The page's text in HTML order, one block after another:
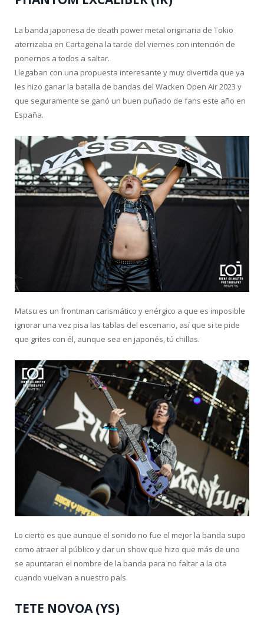
La banda japonesa de death power metal originaria de Tokio
aterrizaba en Cartagena la tarde del viernes con intención de
ponernos a todos a saltar.
Llegaban con una propuesta interesante y muy divertida que ya
les hizo ganar la batalla de bandas del Wacken Open Air 2023 y
que seguramente se ganó un buen puñado de fans este año en
España.
Matsu es un frontman carismático y enérgico a que es imposible
ignorar una vez pisa las tablas del escenario, así que si te pide
que grites con él, aunque sea en japonés, tú chillas.
Lo cierto es que aunque el sonido no fue el mejor la banda supo
como atraer al público y dar un show que hizo que más de uno
se apuntaran el nombre de la banda para no faltar a la cita
cuando vuelvan a nuestro país.
TETE NOVOA (YS)